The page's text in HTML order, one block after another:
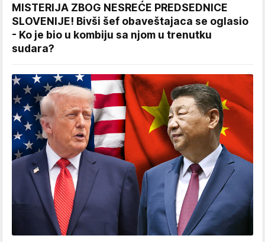
MISTERIJA ZBOG NESREĆE PREDSEDNICE
SLOVENIJE! Bivši šef obaveštajaca se oglasio
- Ko je bio u kombiju sa njom u trenutku
sudara?